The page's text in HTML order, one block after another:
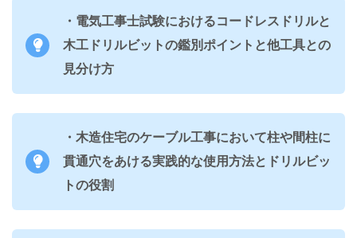
・電気工事士試験におけるコードレスドリルと
木工ドリルビットの鑑別ポイントと他工具との
見分け方
・木造住宅のケーブル工事において柱や間柱に
貫通穴をあける実践的な使用方法とドリルビッ
トの役割